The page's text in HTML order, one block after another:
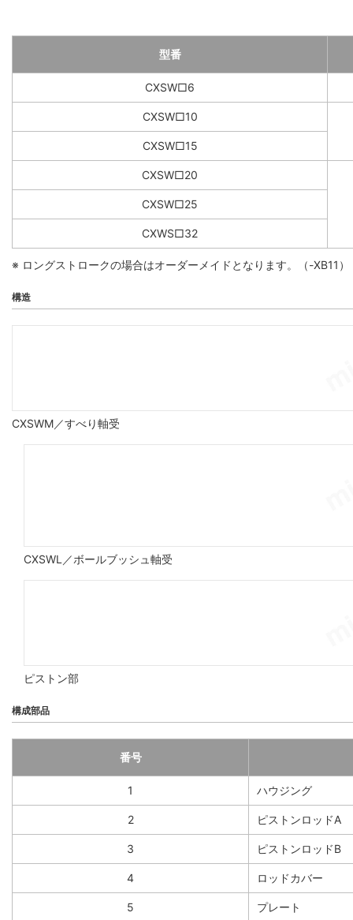
型番
CXSW□6
CXSW□10
CXSW□15
CXSW□20
CXSW□25
CXWS□32
※ ロングストロークの場合はオーダーメイドとなります。（-XB11）
構造
CXSWM／すべり軸受
CXSWL／ボールブッシュ軸受
ピストン部
構成部品
番号
1 ハウジング
2 ピストンロッドA
3 ピストンロッドB
4 ロッドカバー
5 プレート